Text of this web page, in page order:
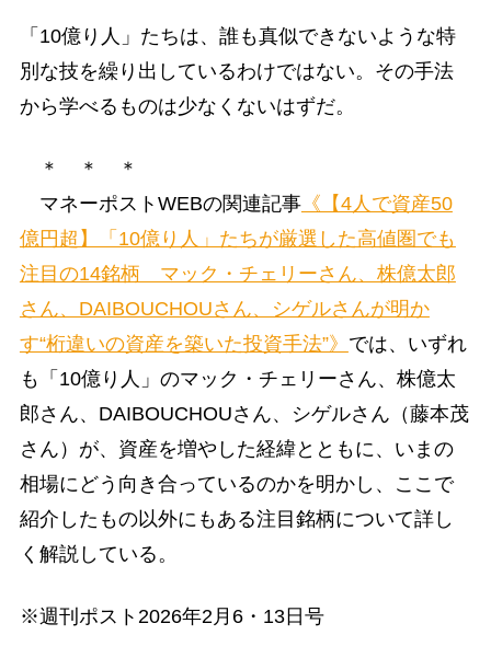
「10億り人」たちは、誰も真似できないような特
別な技を繰り出しているわけではない。その手法
から学べるものは少なくないはずだ。
＊ ＊ ＊
マネーポストWEBの関連記事《【4人で資産50
億円超】「10億り人」たちが厳選した高値圏でも
注目の14銘柄 マック・チェリーさん、株億太郎
さん、DAIBOUCHOUさん、シゲルさんが明か
す“桁違いの資産を築いた投資手法”》 では、いずれ
も「10億り人」のマック・チェリーさん、株億太
郎さん、DAIBOUCHOUさん、シゲルさん（藤本茂
さん）が、資産を増やした経緯とともに、いまの
相場にどう向き合っているのかを明かし、ここで
紹介したもの以外にもある注目銘柄について詳し
く解説している。
※週刊ポスト2026年2月6・13日号